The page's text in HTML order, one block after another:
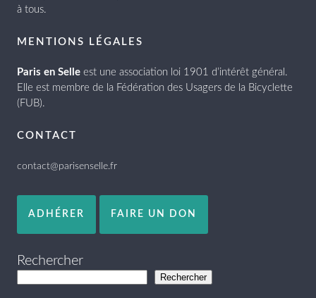
à tous.
MENTIONS LÉGALES
Paris en Selle est une association loi 1901 d’intérêt général.
Elle est membre de la Fédération des Usagers de la Bicyclette
(FUB).
CONTACT
contact@parisenselle.fr
ADHÉRER FAIRE UN DON
Rechercher
Rechercher